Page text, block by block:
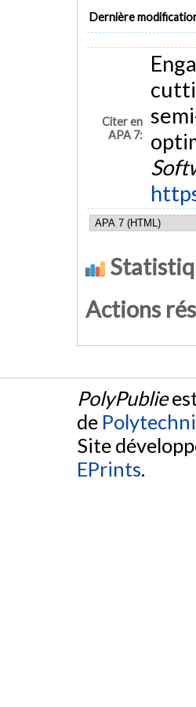
Dernière
Citer en
APA 7:
Actions
PolyPublie
de
Site
EPrints.